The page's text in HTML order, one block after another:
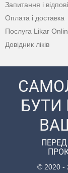
Запитання і
Оплата і доставка
Послуга Likar
Довідник ліків
© 2020 -